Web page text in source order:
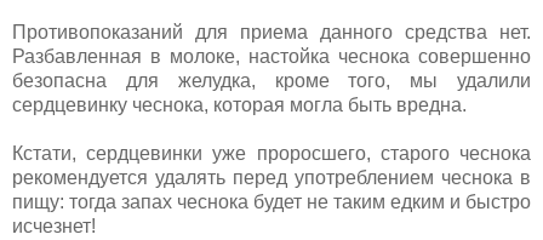
Противопоказаний для приема данного средства нет.
Разбавленная в молоке, настойка чеснока совершенно
безопасна для желудка, кроме того, мы удалили
сердцевинку чеснока, которая могла быть вредна.
Кстати, сердцевинки уже проросшего, старого чеснока
рекомендуется удалять перед употреблением чеснока в
пищу: тогда запах чеснока будет не таким едким и быстро
исчезнет!